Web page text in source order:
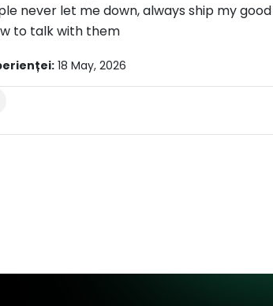
never let me down, always ship my
to talk with them
18 May, 2026